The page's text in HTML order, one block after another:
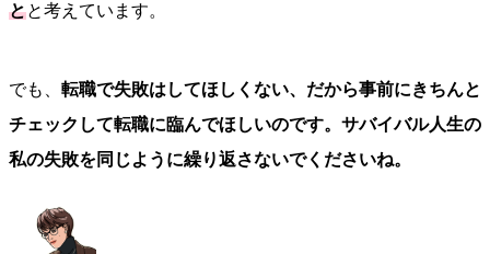
とと考えています。
でも、 転職で失敗はしてほしくない、だから事前にきちんと
チェックして転職に臨んでほしいのです。サバイバル人生の
私の失敗を同じように繰り返さないでくださいね。